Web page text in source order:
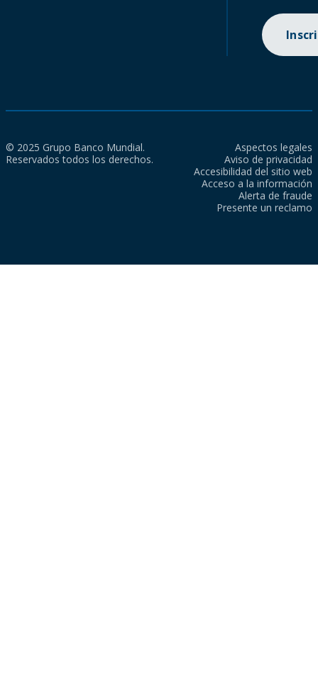
© 2025 Grupo Banco Mundial.
Reservados todos los derechos.
Aspectos legales
Aviso de privacidad
Accesibilidad del sitio web
Acceso a la información
Alerta de fraude
Presente un reclamo